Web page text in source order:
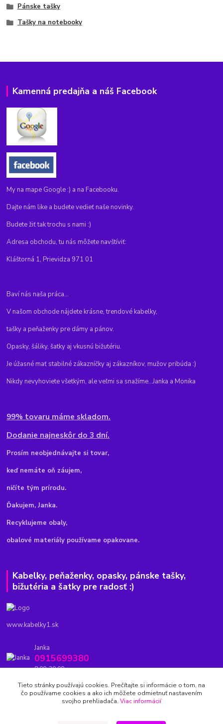
Pánske tašky
Tašky na notebooky
Kamenná predajňa a náš Facebook
My na mape Google :) a na Facebooku.
Dajte nám like a budete vedieť naše novinky.
Budete žiť tak trochu s nami :)
Adresa obchodu, tu nás môžete navštíviť:
Kláštorná 1, Prievidza 971 01
Baví nás naša práca...
V našom obchode nájdete krásne, trendové kabelky,
tašky a peňaženky pre dámy a pánov.
Opasky, šáliky, šatky aj vkusnú bižutériu.
Je úžasné mať stabilné zákazníčky aj zákazníkov, mužov pribúda :)
Nikdy nevyhoviete všetkým, ale veľmi sa snažíme...Janka a Monika
99% tovaru máme skladom.
Dodanie najneskôr do 3 dní.
Prosím neobjednávajte si tovar,
keď nemáte oň záujem,
ničíte tým prírodu.
Ďakujem, Janka.
Recyklujeme obaly,
obalové materiály používame opakovane.
Kabelky, peňaženky, opasky, pánske tašky,
bižutéria a šatky pre radosť :)
www.kabelky1.sk
Janka
0915699380
8.00-20.00
kabelky1.sk@gmail.com
Tieto stránky používajú cookies. Prečítajte si informácie o tom, na
čo používame cookies a ako ich môžete odmietnuť nastavením
svojho prehliadača. Viac informácií